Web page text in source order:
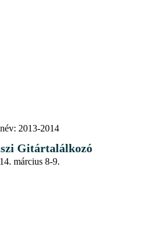
2013-2014
Gitártalálkozó
március 8-9.